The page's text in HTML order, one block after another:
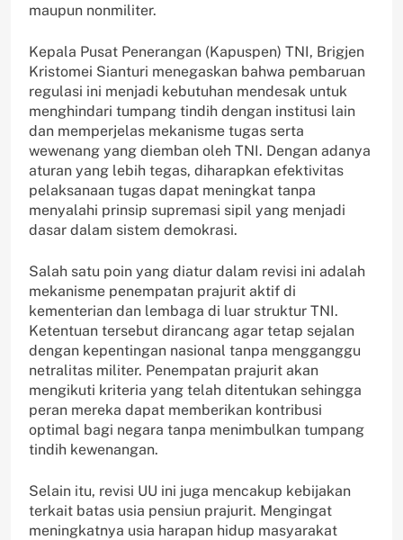
maupun nonmiliter.
Kepala Pusat Penerangan (Kapuspen) TNI, Brigjen
Kristomei Sianturi menegaskan bahwa pembaruan
regulasi ini menjadi kebutuhan mendesak untuk
menghindari tumpang tindih dengan institusi lain
dan memperjelas mekanisme tugas serta
wewenang yang diemban oleh TNI. Dengan adanya
aturan yang lebih tegas, diharapkan efektivitas
pelaksanaan tugas dapat meningkat tanpa
menyalahi prinsip supremasi sipil yang menjadi
dasar dalam sistem demokrasi.
Salah satu poin yang diatur dalam revisi ini adalah
mekanisme penempatan prajurit aktif di
kementerian dan lembaga di luar struktur TNI.
Ketentuan tersebut dirancang agar tetap sejalan
dengan kepentingan nasional tanpa mengganggu
netralitas militer. Penempatan prajurit akan
mengikuti kriteria yang telah ditentukan sehingga
peran mereka dapat memberikan kontribusi
optimal bagi negara tanpa menimbulkan tumpang
tindih kewenangan.
Selain itu, revisi UU ini juga mencakup kebijakan
terkait batas usia pensiun prajurit. Mengingat
meningkatnya usia harapan hidup masyarakat